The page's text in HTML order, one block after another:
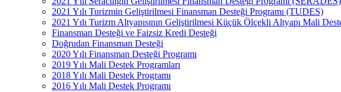
2021 Yılı Turizmin Geliştirilmesi Finansman Desteği Programı (TUDES)
2021 Yılı Turizm Altyapısının Geliştirilmesi Küçük Ölçekli Altyapı Mali
Finansman Desteği ve Faizsiz Kredi Desteği
Doğrudan Finansman Desteği
2020 Yılı Finansman Desteği Programı
2019 Yılı Mali Destek Programları
2018 Yılı Mali Destek Programı
2016 Yılı Mali Destek Programı